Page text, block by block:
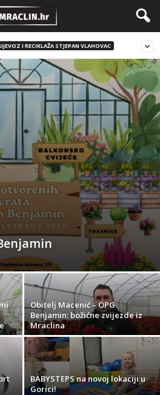
I RECIKLAŽA STJEPAN VLAHOVAC
Obitelj Macenić – OPG
Benjamin: božićne zvijezde iz
Mraclina
BABYSTEPS na novoj lokaciji u
Gorici!